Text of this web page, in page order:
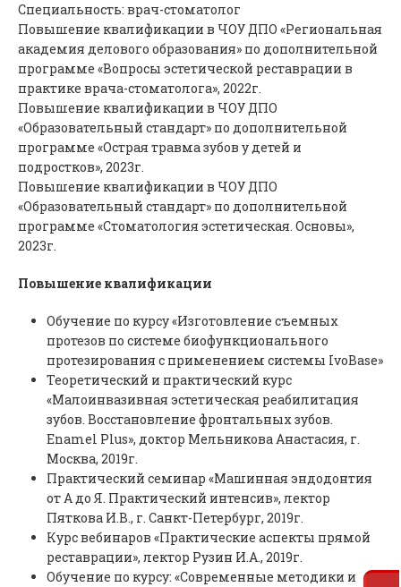
Специальность: врач-стоматолог
Повышение квалификации в ЧОУ ДПО «Региональная
академия делового образования» по дополнительной
программе «Вопросы эстетической реставрации в
практике врача-стоматолога», 2022г.
Повышение квалификации в ЧОУ ДПО
«Образовательный стандарт» по дополнительной
программе «Острая травма зубов у детей и
подростков», 2023г.
Повышение квалификации в ЧОУ ДПО
«Образовательный стандарт» по дополнительной
программе «Стоматология эстетическая. Основы»,
2023г.
Повышение квалификации
Обучение по курсу «Изготовление съемных
протезов по системе биофункционального
протезирования с применением системы IvoBase»
Теоретический и практический курс
«Малоинвазивная эстетическая реабилитация
зубов. Восстановление фронтальных зубов.
Enamel Plus», доктор Мельникова Анастасия, г.
Москва, 2019г.
Практический семинар «Машинная эндодонтия
от А до Я. Практический интенсив», лектор
Пяткова И.В., г. Санкт-Петербург, 2019г.
Курс вебинаров «Практические аспекты прямой
реставрации», лектор Рузин И.А., 2019г.
Обучение по курсу: «Современные методики и